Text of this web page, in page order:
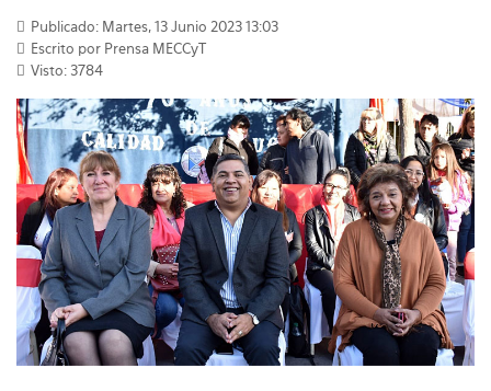
Publicado: Martes, 13 Junio 2023 13:03
Escrito por Prensa MECCyT
Visto: 3784